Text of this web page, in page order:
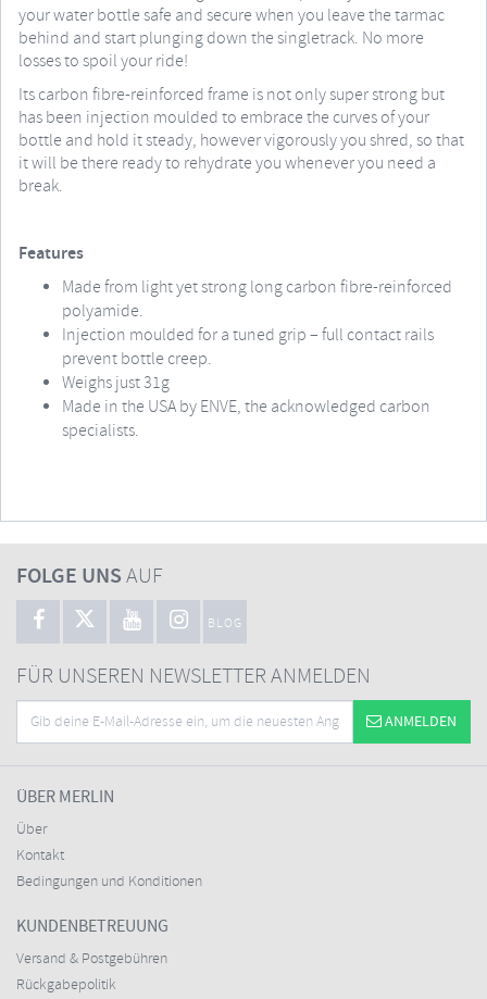
your water bottle safe and secure when you leave the tarmac
behind and start plunging down the singletrack. No more
losses to spoil your ride!
Its carbon fibre-reinforced frame is not only super strong but
has been injection moulded to embrace the curves of your
bottle and hold it steady, however vigorously you shred, so that
it will be there ready to rehydrate you whenever you need a
break.
Features
Made from light yet strong long carbon fibre-reinforced
polyamide.
Injection moulded for a tuned grip – full contact rails
prevent bottle creep.
Weighs just 31g
Made in the USA by ENVE, the acknowledged carbon
specialists.
FOLGE UNSAUF
BLOG
FÜR UNSEREN NEWSLETTER ANMELDEN
ANMELDEN
ÜBER MERLIN
Über
Kontakt
Bedingungen und Konditionen
KUNDENBETREUUNG
Versand & Postgebühren
Rückgabepolitik